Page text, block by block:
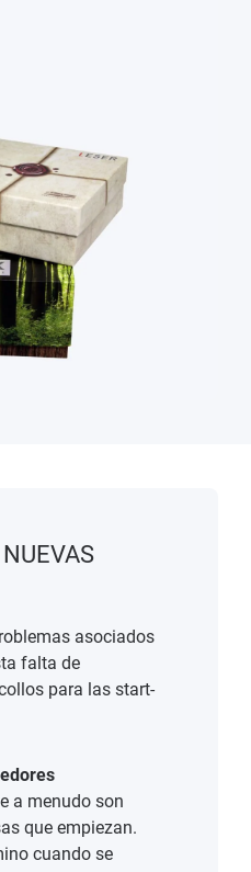
asociados
falta de
para las start-
a menudo son
que empiezan.
cuando se